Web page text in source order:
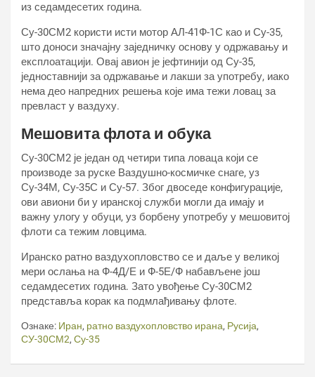
из седамдесетих година.
Су-30СМ2 користи исти мотор АЛ-41Ф-1С као и Су-35,
што доноси значајну заједничку основу у одржавању и
експлоатацији. Овај авион је јефтинији од Су-35,
једноставнији за одржавање и лакши за употребу, иако
нема део напредних решења које има тежи ловац за
превласт у ваздуху.
Мешовита флота и обука
Су-30СМ2 је један од четири типа ловаца који се
производе за руске Ваздушно-космичке снаге, уз
Су-34М, Су-35С и Су-57. Због двоседе конфигурације,
ови авиони би у иранској служби могли да имају и
важну улогу у обуци, уз борбену употребу у мешовитој
флоти са тежим ловцима.
Иранско ратно ваздухопловство се и даље у великој
мери ослања на Ф-4Д/Е и Ф-5Е/Ф набављене још
седамдесетих година. Зато увођење Су-30СМ2
представља корак ка подмлађивању флоте.
Ознаке: Иран, ратно ваздухопловство ирана, Русија,
СУ-30СМ2, Су-35